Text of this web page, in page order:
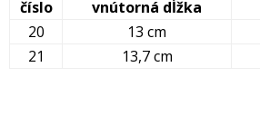
číslo
vnútorná dĺžka
20
13 cm
21
13,7 cm